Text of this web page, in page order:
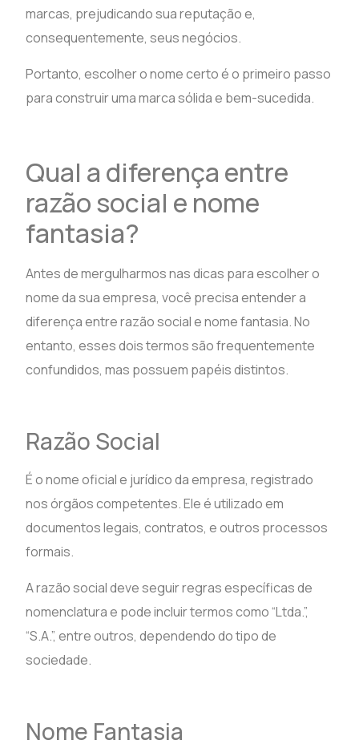
marcas, prejudicando sua reputação e,
consequentemente, seus negócios.
Portanto, escolher o nome certo é o primeiro passo
para construir uma marca sólida e bem-sucedida.
Qual a diferença entre
razão social e nome
fantasia?
Antes de mergulharmos nas dicas para escolher o
nome da sua empresa, você precisa entender a
diferença entre razão social e nome fantasia. No
entanto, esses dois termos são frequentemente
confundidos, mas possuem papéis distintos.
Razão Social
É o nome oficial e jurídico da empresa, registrado
nos órgãos competentes. Ele é utilizado em
documentos legais, contratos, e outros processos
formais.
A razão social deve seguir regras específicas de
nomenclatura e pode incluir termos como “Ltda.”,
“S.A.”, entre outros, dependendo do tipo de
sociedade.
Nome Fantasia